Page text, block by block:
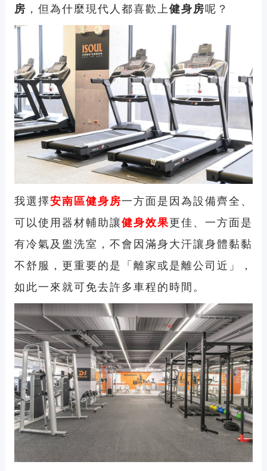
房 ，但為什麼現代人都喜歡上健身房呢？
我選擇安南區健身房一方面是因為設備齊全、
可以使用器材輔助讓健身效果更佳、一方面是
有冷氣及盥洗室，不會因滿身大汗讓身體黏黏
不舒服，更重要的是「離家或是離公司近」，
如此一來就可免去許多車程的時間。